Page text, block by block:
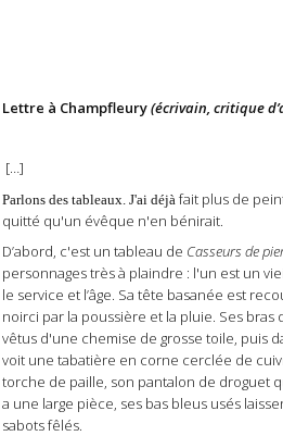
Lettre à Champfleury(écrivain, critique
[…]
Parlons des tableaux. J'ai déjà fait plus de
quitté qu'un évêque n'en bénirait.
D’abord, c'est un tableau de Casseurs de
personnages très à plaindre : l'un est un
le service et l’âge. Sa tête basanée est
noirci par la poussière et la pluie. Ses bras
vêtus d'une chemise de grosse toile, puis
voit une tabatière en corne cerclée de
torche de paille, son pantalon de droguet
a une large pièce, ses bas bleus usés
sabots fêlés.